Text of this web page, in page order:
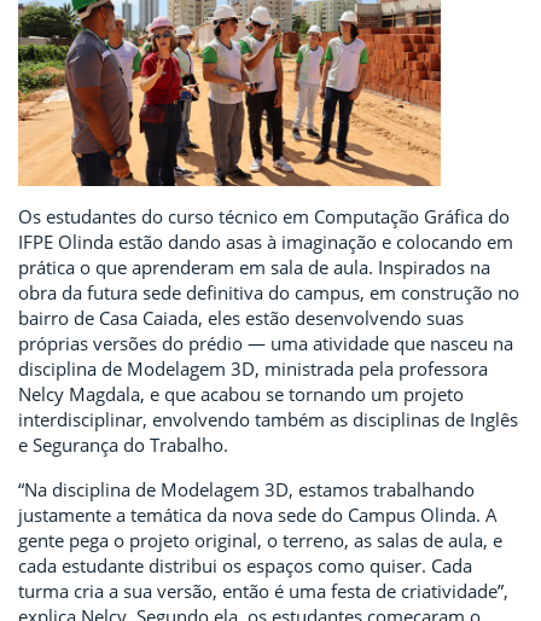
Os estudantes do curso técnico em Computação Gráfica do
IFPE Olinda estão dando asas à imaginação e colocando em
prática o que aprenderam em sala de aula. Inspirados na
obra da futura sede definitiva do campus, em construção no
bairro de Casa Caiada, eles estão desenvolvendo suas
próprias versões do prédio — uma atividade que nasceu na
disciplina de Modelagem 3D, ministrada pela professora
Nelcy Magdala, e que acabou se tornando um projeto
interdisciplinar, envolvendo também as disciplinas de Inglês
e Segurança do Trabalho.
“Na disciplina de Modelagem 3D, estamos trabalhando
justamente a temática da nova sede do Campus Olinda. A
gente pega o projeto original, o terreno, as salas de aula, e
cada estudante distribui os espaços como quiser. Cada
turma cria a sua versão, então é uma festa de criatividade”,
explica Nelcy. Segundo ela, os estudantes começaram o